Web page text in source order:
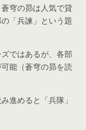
穹の昴は人気で貸
「兵諫」という題
ではあるが、各部
能（蒼穹の昴を読
進めると「兵隊」